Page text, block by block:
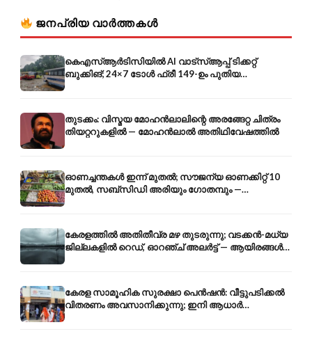
ജനപ്രിയ വാർത്തകൾ
കെഎസ്ആർടിസിയിൽ AI വാട്സ്ആപ്പ് ടിക്കറ്റ്
ബുക്കിങ്; 24×7 ടോൾ ഫ്രീ 149-ഉം പുതിയ
കൊറിയറും
തുടക്കം: വിസ്മയ മോഹൻലാലിന്റെ അരങ്ങേറ്റ ചിത്രം
തിയറ്ററുകളിൽ — മോഹൻലാൽ അതിഥിവേഷത്തിൽ
ഓണച്ചന്തകൾ ഇന്ന് മുതൽ; സൗജന്യ ഓണക്കിറ്റ് 10
മുതൽ, സബ്സിഡി അരിയും ഗോതമ്പും —
വിലക്കയറ്റത്തിന് കടിഞ്ഞാൺ
കേരളത്തിൽ അതിതീവ്ര മഴ തുടരുന്നു; വടക്കൻ-മധ്യ
ജില്ലകളിൽ റെഡ്, ഓറഞ്ച് അലർട്ട് — ആയിരങ്ങൾ
ക്യാമ്പുകളിൽ
കേരള സാമൂഹിക സുരക്ഷാ പെൻഷൻ: വീട്ടുപടിക്കൽ
വിതരണം അവസാനിക്കുന്നു; ഇനി ആധാർ
അക്കൗണ്ടിൽ നേരിട്ട്